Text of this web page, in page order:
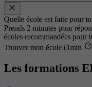
Quelle école est faite pour
Prends 2 minutes pour
écoles recommandées pour
Trouver mon école (1min
Les formations